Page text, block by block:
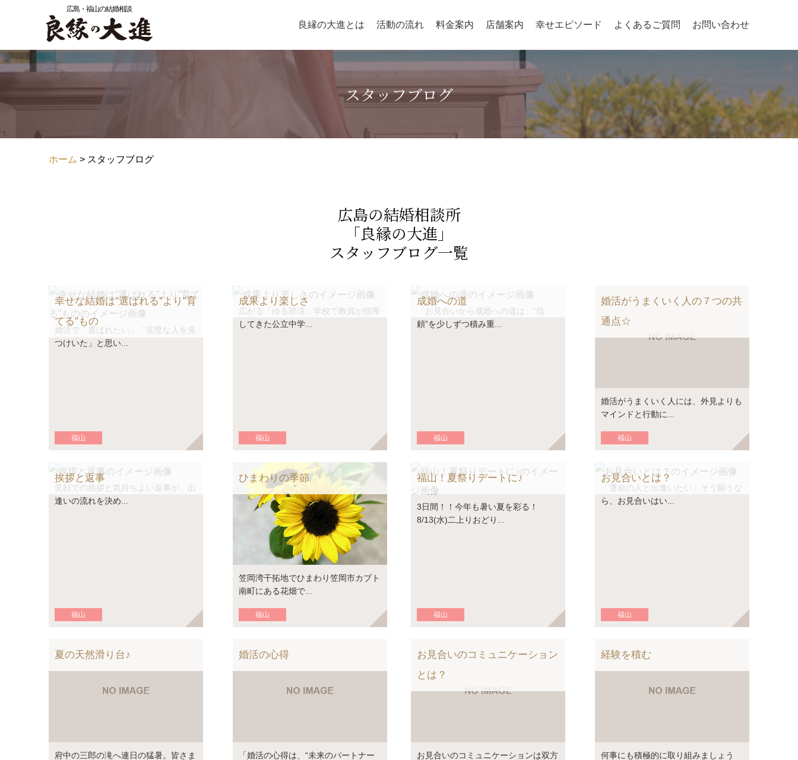
広島・福山の結婚相談
良縁の大進とは 活動の流れ 料金案内 店舗案内 幸せエピソード よくあるご質問 お問い合わせ
スタッフブログ
ホーム > スタッフブログ
広島の結婚相談所
「良縁の大進」
スタッフブログ一覧
幸せな結婚は”選ばれる”より”育
てる”もの
婚活で「選ばれたい」「完璧な人を見
つけいた」と思い...
福山
成果より楽しさ
広がる「ゆる部活」学校で教員が指導
してきた公立中学...
福山
成婚への道
「お見合いから成婚への道は、“信
頼”を少しずつ積み重...
福山
婚活がうまくいく人の７つの共
通点☆
婚活がうまくいく人には、外見よりも
マインドと行動に...
福山
挨拶と返事
笑顔での挨拶と気持ちよい返事が、出
逢いの流れを決め...
福山
ひまわりの季節
笠岡湾干拓地でひまわり笠岡市カブト
南町にある花畑で...
福山
福山！夏祭りデートに♪
3日間！！今年も暑い夏を彩る！
8/13(水)二上りおどり...
福山
お見合いとは？
「運命の人と出逢いたい」そう願うな
ら、お見合いはい...
福山
夏の天然滑り台♪
府中の三郎の滝へ連日の猛暑。皆さま
婚活の心得
「婚活の心得は、“未来のパートナー
お見合いのコミュニケーション
とは？
お見合いのコミュニケーションは双方
経験を積む
何事にも積極的に取り組みましょう